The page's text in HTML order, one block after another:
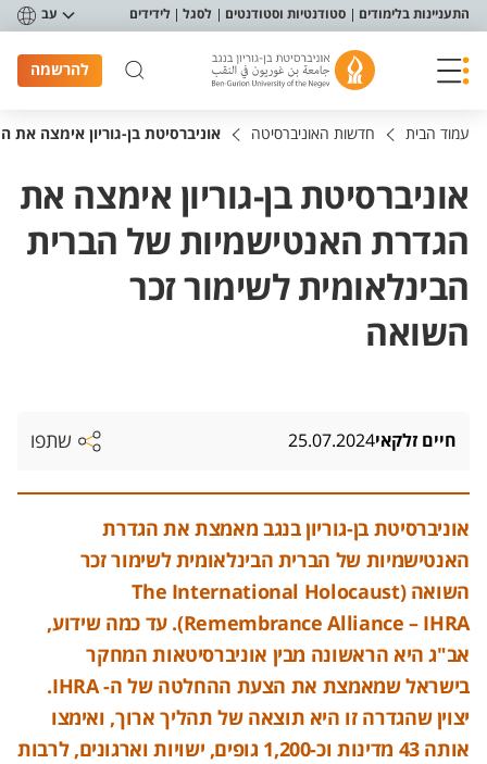
תפריט נגישות
התעניינות בלימודים סטודנטיות וסטודנטים לסגל לידידים עב
להרשמה
עמוד הבית חדשות האוניברסיטה אוניברסיטת בן-גוריון אימצה
אוניברסיטת בן-גוריון אימצה את
הגדרת האנטישמיות של הברית
הבינלאומית לשימור זכר
השואה
חיים זלקאי25.07.2024 שתפו
אוניברסיטת בן-גוריון בנגב מאמצת את הגדרת
האנטישמיות של הברית הבינלאומית לשימור זכר
השואה (The International Holocaust
Remembrance Alliance – IHRA). עד כמה שידוע,
אב"ג היא הראשונה מבין אוניברסיטאות המחקר
בישראל שמאמצת את הצעת ההחלטה של ה- IHRA.
יצוין שהגדרה זו היא תוצאה של תהליך ארוך, ואימצו
אותה 43 מדינות וכ-1,200 גופים, ישויות וארגונים, לרבות